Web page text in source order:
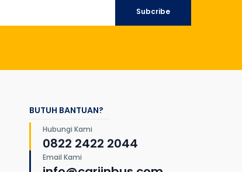
Subcribe
BUTUH BANTUAN?
Hubungi Kami
0822 2422 2044
Email Kami